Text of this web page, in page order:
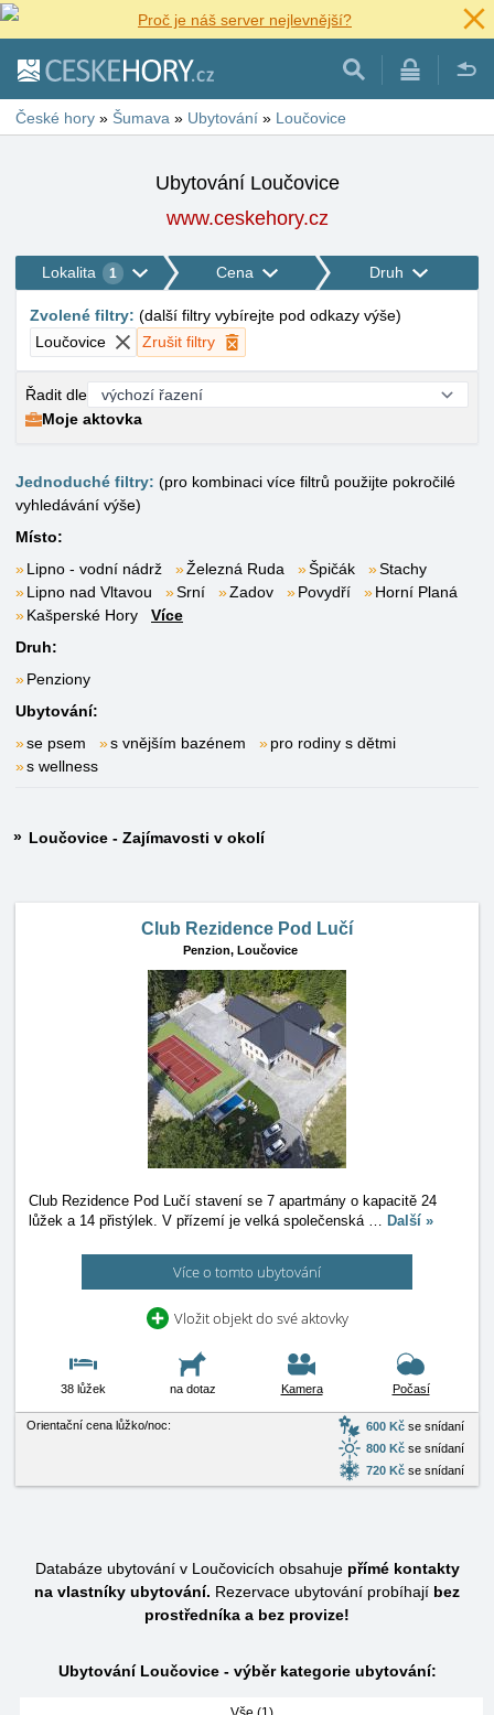
Proč je náš server nejlevnější?
České hory » Šumava » Ubytování » Loučovice
Ubytování Loučovice
www.ceskehory.cz
Lokalita 1 Cena Druh
Zvolené filtry: (další filtry vybírejte pod odkazy výše)
Loučovice
Zrušit filtry
Řadit dle
Moje aktovka
Jednoduché filtry: (pro kombinaci více filtrů použijte pokročilé
vyhledávání výše)
Místo:
Lipno - vodní nádrž
Železná Ruda Špičák
Stachy
Lipno nad Vltavou
Srní Zadov Povydří
Horní Planá
Kašperské Hory
Více
Druh:
Penziony
Ubytování:
se psem
s vnějším bazénem
pro rodiny s dětmi
s wellness
Loučovice - Zajímavosti v okolí
Club Rezidence Pod Lučí
Penzion, Loučovice
Club Rezidence Pod Lučí stavení se 7 apartmány o kapacitě 24
lůžek a 14 přistýlek. V přízemí je velká společenská … Další »
Více o tomto ubytování
Vložit objekt do své aktovky
38 lůžek na dotaz Kamera Počasí
Orientační cena lůžko/noc: 600 Kč se snídaní
800 Kč se snídaní
720 Kč se snídaní
Databáze ubytování v Loučovicích obsahuje přímé kontakty
na vlastníky ubytování. Rezervace ubytování probíhají bez
prostředníka a bez provize!
Ubytování Loučovice - výběr kategorie ubytování: